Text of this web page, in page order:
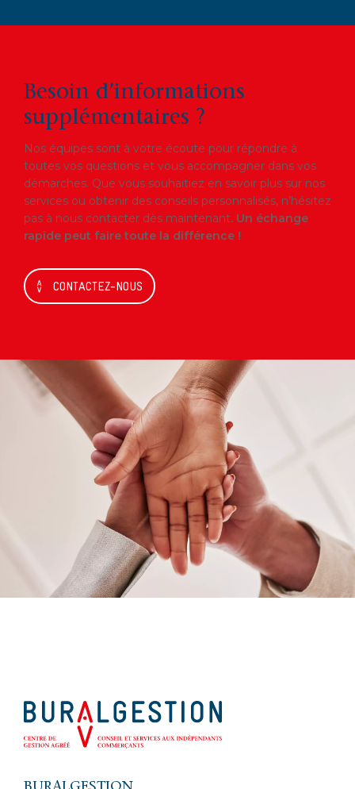
Besoin d’informations
supplémentaires ?
Nos équipes sont à votre écoute pour répondre à
toutes vos questions et vous accompagner dans vos
démarches. Que vous souhaitiez en savoir plus sur nos
services ou obtenir des conseils personnalisés, n’hésitez
pas à nous contacter dès maintenant. Un échange
rapide peut faire toute la différence !
CONTACTEZ-NOUS